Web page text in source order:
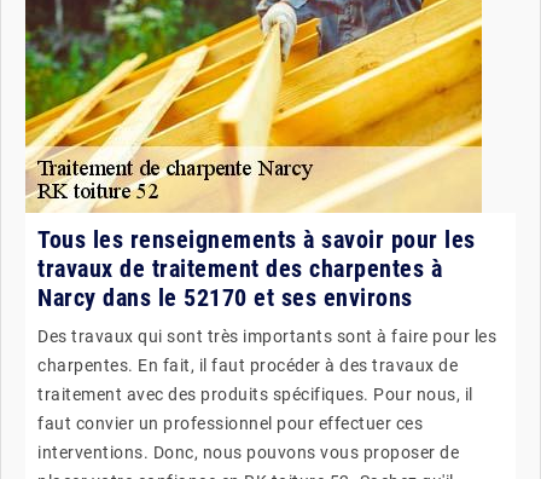
Tous les renseignements à savoir pour les
travaux de traitement des charpentes à
Narcy dans le 52170 et ses environs
Des travaux qui sont très importants sont à faire pour les
charpentes. En fait, il faut procéder à des travaux de
traitement avec des produits spécifiques. Pour nous, il
faut convier un professionnel pour effectuer ces
interventions. Donc, nous pouvons vous proposer de